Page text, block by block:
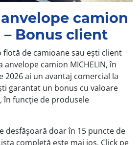
camion
– Bonus client
flotă de camioane sau ești client
anvelope camion MICHELIN, în
2026 ai un avantaj comercial la
garantat un bonus cu valoare
în funcție de produsele
desfășoară doar în 15 puncte de
completă este mai jos. Click pe